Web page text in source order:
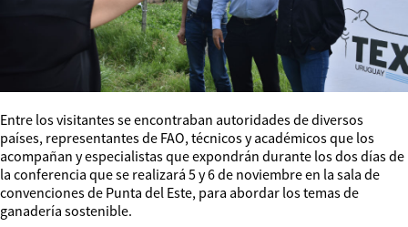
Entre los visitantes se encontraban autoridades de diversos
países, representantes de FAO, técnicos y académicos que los
acompañan y especialistas que expondrán durante los dos días de
la conferencia que se realizará 5 y 6 de noviembre en la sala de
convenciones de Punta del Este, para abordar los temas de
ganadería sostenible.